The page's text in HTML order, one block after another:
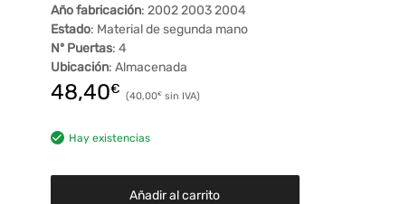
Año fabricación: 2002 2003 2004
Estado: Material de segunda mano
Nº Puertas: 4
Ubicación: Almacenada
48,40€ 40,00€
Hay existencias
Añadir al carrito